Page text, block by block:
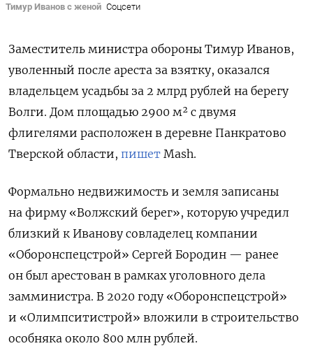
Тимур Иванов с женой Соцсети
Заместитель министра обороны Тимур Иванов,
уволенный после ареста за взятку, оказался
владельцем усадьбы за 2 млрд рублей на берегу
Волги. Дом площадью 2900 м² с двумя
флигелями расположен в деревне Панкратово
Тверской области, пишет Mash.
Формально недвижимость и земля записаны
на фирму «Волжский берег», которую учредил
близкий к Иванову совладелец компании
«Оборонспецстрой» Сергей Бородин — ранее
он был арестован в рамках уголовного дела
замминистра. В 2020 году «Оборонспецстрой»
и «Олимпситистрой» вложили в строительство
особняка около 800 млн рублей.